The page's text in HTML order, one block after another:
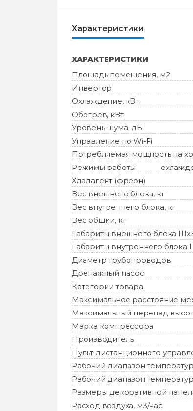
Характеристики
ХАРАКТЕРИСТИКИ
Площадь помещения, м2
Инвертор
Охлаждение, кВт
Обогрев, кВт
Уровень шума, дБ
Управление по Wi-Fi
Потребляемая мощность на
Режимы работы
Хладагент (фреон)
Вес внешнего блока, кг
Вес внутреннего блока, кг
Вес общий, кг
Габариты внешнего блока
Габариты внутреннего блока
Диаметр трубопроводов
Дренажный насос
Категории товара
Максимальное расстояние
Максимальный перепад
Марка компрессора
Производитель
Пульт дистанционного
Рабочий диапазон
Рабочий диапазон
Размеры декоративной
Расход воздуха, м3/час